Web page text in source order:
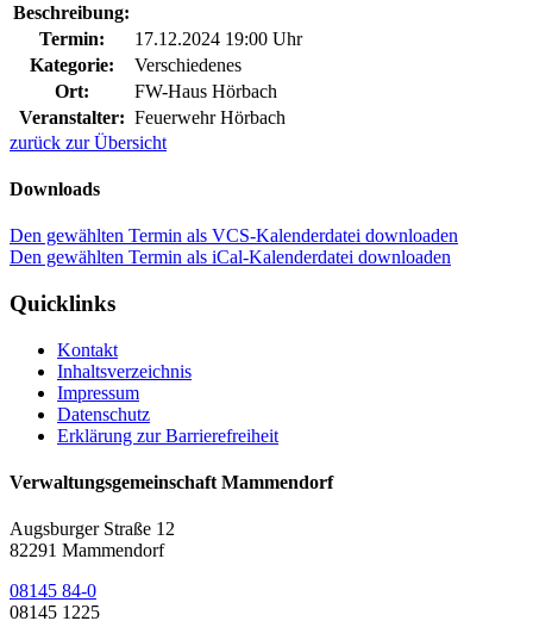
Beschreibung:
Termin:
17.12.2024 19:00 Uhr
Kategorie:
Verschiedenes
Ort:
FW-Haus Hörbach
Veranstalter: Feuerwehr Hörbach
zurück zur Übersicht
Downloads
Den gewählten Termin als VCS-Kalenderdatei downloaden
Den gewählten Termin als iCal-Kalenderdatei downloaden
Quicklinks
Kontakt
Inhaltsverzeichnis
Impressum
Datenschutz
Erklärung zur Barrierefreiheit
Verwaltungsgemeinschaft Mammendorf
Augsburger Straße 12
82291 Mammendorf
08145 84-0
08145 1225